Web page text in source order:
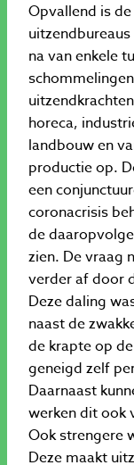
Opvallend is
na van enkele
horeca,
landbouw en
productie op.
een
coronacrisis
de
zien. De vraag
verder af door
Deze daling
naast de
de krapte op
geneigd zelf
Daarnaast
werken dit ook
Ook strengere
Deze maakt